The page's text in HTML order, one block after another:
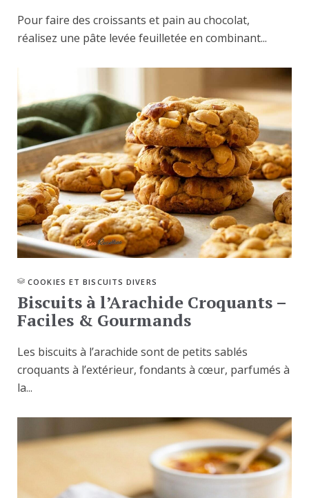
Pour faire des croissants et pain au chocolat,
réalisez une pâte levée feuilletée en combinant...
COOKIES ET BISCUITS DIVERS
Biscuits à l’Arachide Croquants –
Faciles & Gourmands
Les biscuits à l’arachide sont de petits sablés
croquants à l’extérieur, fondants à cœur, parfumés à
la...